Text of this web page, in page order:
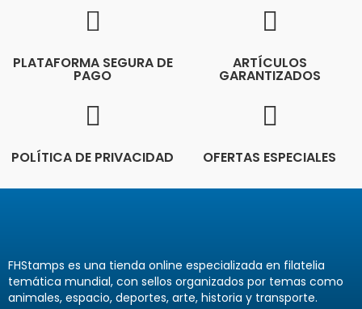
PLATAFORMA SEGURA DE
PAGO
ARTÍCULOS
GARANTIZADOS
POLÍTICA DE PRIVACIDAD OFERTAS ESPECIALES
FHStamps es una tienda online especializada en filatelia
temática mundial, con sellos organizados por temas como
animales, espacio, deportes, arte, historia y transporte.